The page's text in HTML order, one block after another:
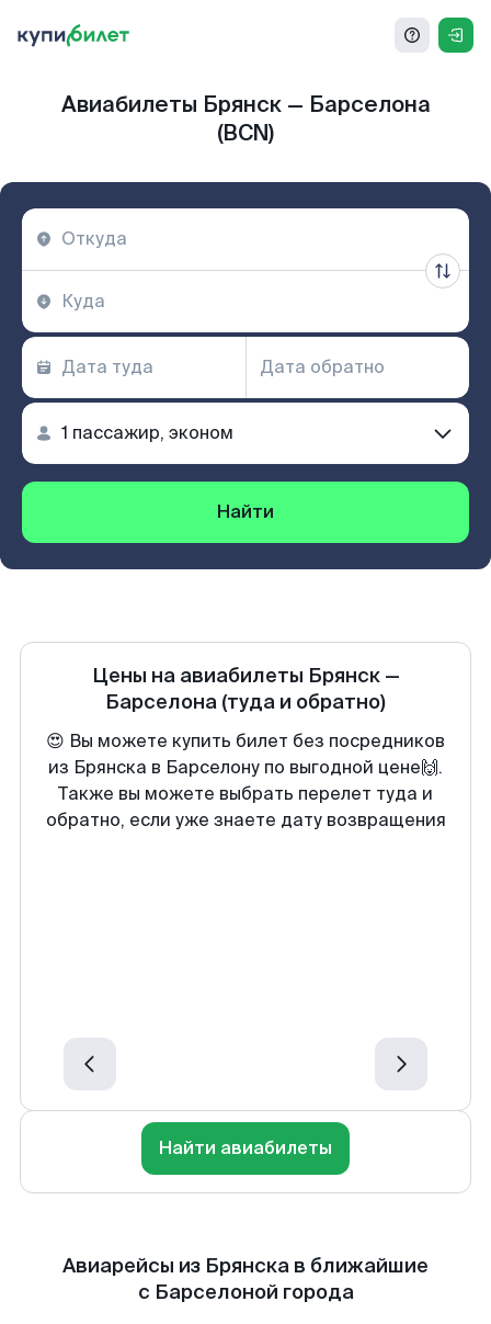
Авиабилеты Брянск — Барселона
(BCN)
Найти
Цены на авиабилеты Брянск—
Барселона (туда и обратно)
😍 Вы можете купить билет без посредников
из Брянска в Барселону по выгодной цене🙌.
Также вы можете выбрать перелет туда и
обратно, если уже знаете дату возвращения
Найти авиабилеты
Авиарейсы из Брянска в ближайшие
с Барселоной города